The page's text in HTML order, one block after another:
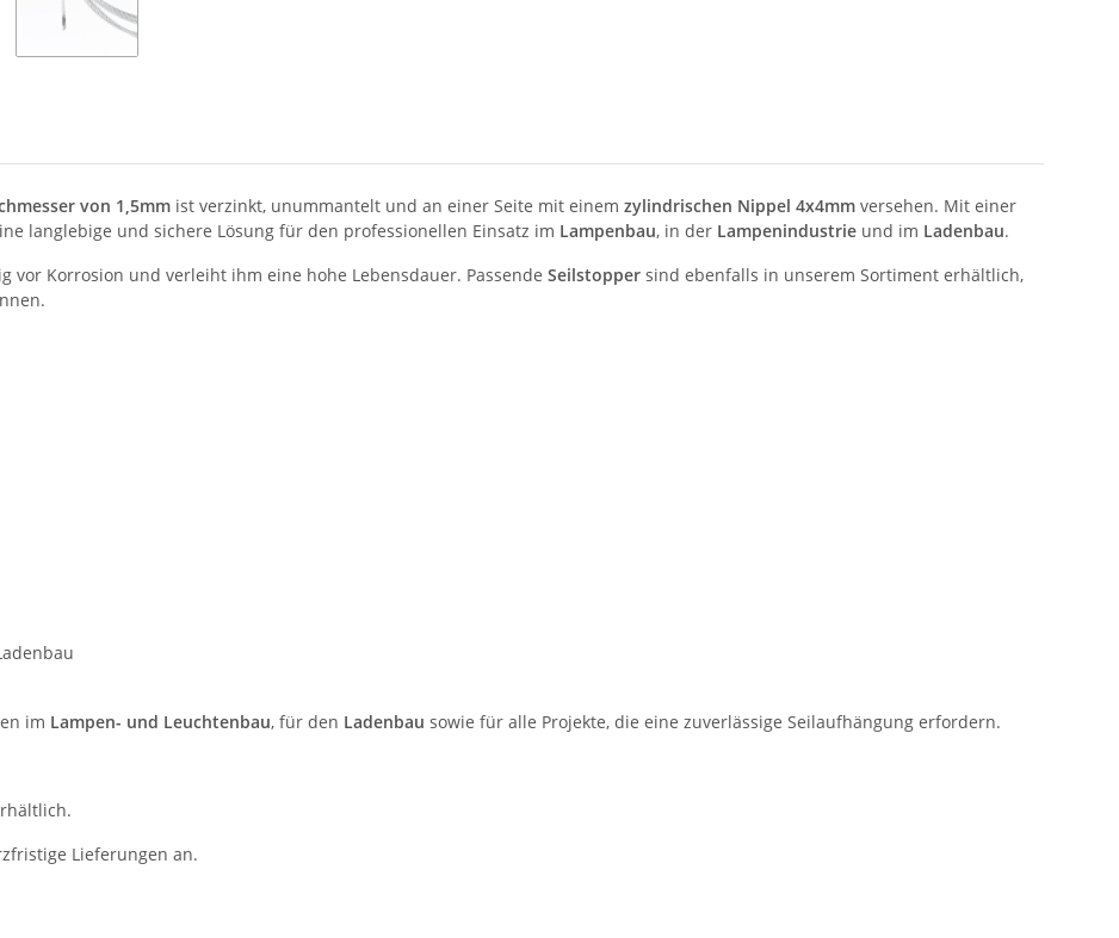
von 1,5mm ist verzinkt, unummantelt und an einer Seite mit einem zylindrischen Nippel 4x4mm versehen. Mit einer
langlebige und sichere Lösung für den professionellen Einsatz im Lampenbau, in der Lampenindustrie und im Ladenbau.
vor Korrosion und verleiht ihm eine hohe Lebensdauer. Passende Seilstopper sind ebenfalls in unserem Sortiment erhältlich,
im Lampen- und Leuchtenbau, für den Ladenbau sowie für alle Projekte, die eine zuverlässige Seilaufhängung erfordern.
Lieferungen an.